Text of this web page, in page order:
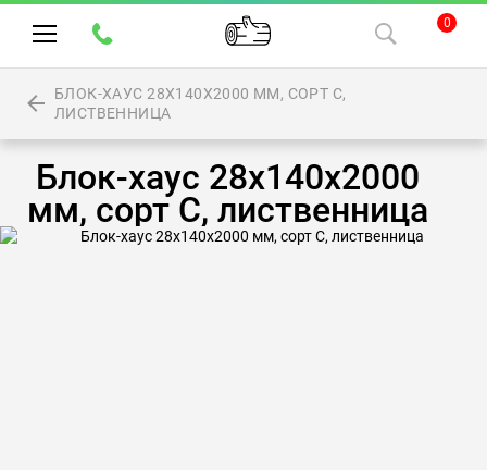
0
БЛОК-ХАУС 28Х140Х2000 ММ, СОРТ С,
ЛИСТВЕННИЦА
Блок-хаус 28х140х2000
мм, сорт С, лиственница